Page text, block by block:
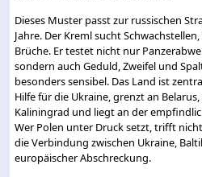
Dieses Muster passt zur russischen
Jahre. Der Kreml sucht
Brüche. Er testet nicht nur
sondern auch Geduld, Zweifel und
besonders sensibel. Das Land ist
Hilfe für die Ukraine, grenzt an
Kaliningrad und liegt an der
Wer Polen unter Druck setzt, trifft
die Verbindung zwischen Ukraine,
europäischer Abschreckung.